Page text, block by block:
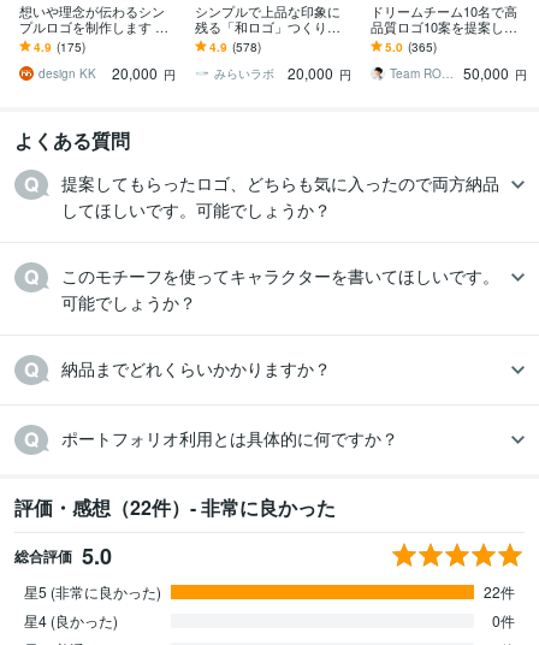
想いや理念が伝わるシン
プルロゴを制作します 企
業・店舗・個人事業に対
応した高品質ロゴ
4.9 (175)
design KK
20,000 円
シンプルで上品な印象に
残る「和ロゴ」つくりま
す 初回3案ご提案！著作権
譲渡！AIデータ込！
4.9 (578)
みらいラボ
20,000 円
ドリームチーム10名で高
品質ロゴ10案を提案しま
す 2～3案では不安な方向
け！選べないレベルの10
案をあなたへ！
5.0 (365)
Team ROGOS
50,000 円
よくある質問
提案してもらったロゴ、どちらも気に入ったので両方納品
してほしいです。可能でしょうか？
このモチーフを使ってキャラクターを書いてほしいです。
可能でしょうか？
納品までどれくらいかかりますか？
ポートフォリオ利用とは具体的に何ですか？
評価・感想（22件）- 非常に良かった
総合評価 5.0
星5 (非常に良かった)
22件
星4 (良かった)
0件